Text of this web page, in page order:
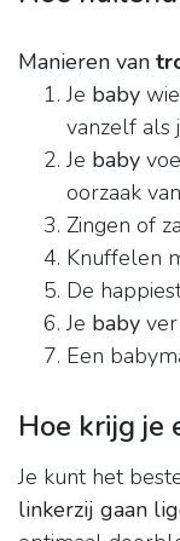
Manieren van
Je baby
vanzelf als
Je baby
oorzaak van
Zingen of
Knuffelen
De
Je baby
Een
Hoe krijg je
Je kunt het
linkerzij gaan